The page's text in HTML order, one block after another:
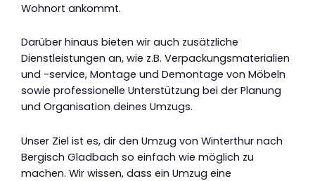
Wohnort ankommt.
Darüber hinaus bieten wir auch zusätzliche
Dienstleistungen an, wie z.B. Verpackungsmaterialien
und -service, Montage und Demontage von Möbeln
sowie professionelle Unterstützung bei der Planung
und Organisation deines Umzugs.
Unser Ziel ist es, dir den Umzug von Winterthur nach
Bergisch Gladbach so einfach wie möglich zu
machen. Wir wissen, dass ein Umzug eine